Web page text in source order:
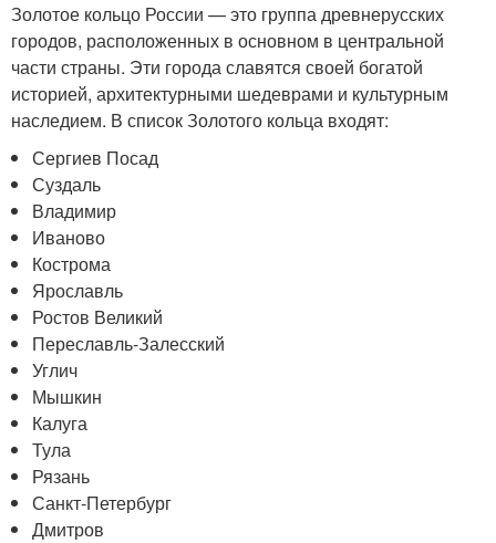
Золотое кольцо России — это группа древнерусских
городов, расположенных в основном в центральной
части страны. Эти города славятся своей богатой
историей, архитектурными шедеврами и культурным
наследием. В список Золотого кольца входят:
Сергиев Посад
Суздаль
Владимир
Иваново
Кострома
Ярославль
Ростов Великий
Переславль-Залесский
Углич
Мышкин
Калуга
Тула
Рязань
Санкт-Петербург
Дмитров